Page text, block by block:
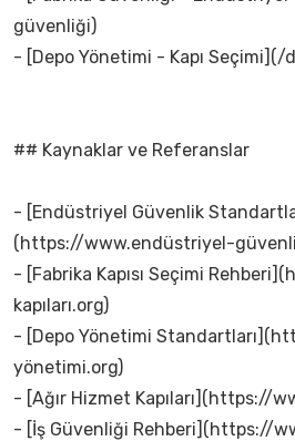
güvenliği)
- [Depo Yönetimi - Kapı
## Kaynaklar ve Referanslar
- [Endüstriyel Güvenlik
(https://www.endüstriyel-
- [Fabrika Kapısı Seçimi
kapıları.org)
- [Depo Yönetimi
yönetimi.org)
- [Ağır Hizmet Kapıları](https://
- [İş Güvenliği Rehberi](https://